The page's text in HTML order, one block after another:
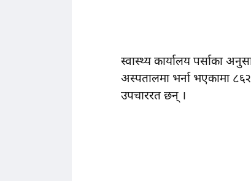
स्वास्थ्य कार्यालय पर्साका
अस्पतालमा भर्ना भएकामा
उपचाररत छन् ।